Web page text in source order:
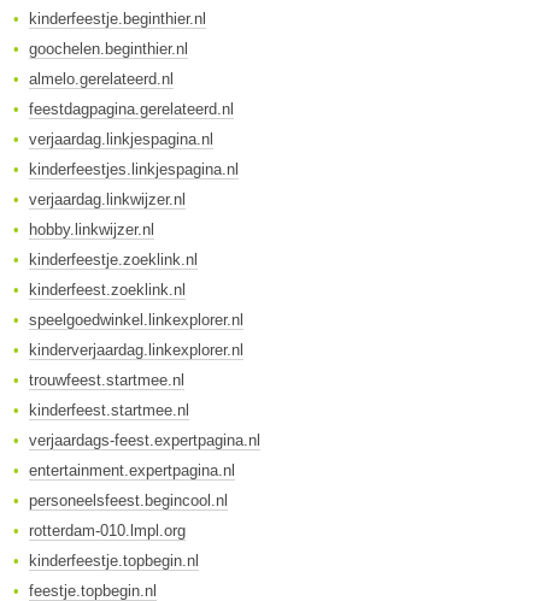
kinderfeestje.beginthier.nl
goochelen.beginthier.nl
almelo.gerelateerd.nl
feestdagpagina.gerelateerd.nl
verjaardag.linkjespagina.nl
kinderfeestjes.linkjespagina.nl
verjaardag.linkwijzer.nl
hobby.linkwijzer.nl
kinderfeestje.zoeklink.nl
kinderfeest.zoeklink.nl
speelgoedwinkel.linkexplorer.nl
kinderverjaardag.linkexplorer.nl
trouwfeest.startmee.nl
kinderfeest.startmee.nl
verjaardags-feest.expertpagina.nl
entertainment.expertpagina.nl
personeelsfeest.begincool.nl
rotterdam-010.lmpl.org
kinderfeestje.topbegin.nl
feestje.topbegin.nl